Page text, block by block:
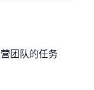
团队的任务